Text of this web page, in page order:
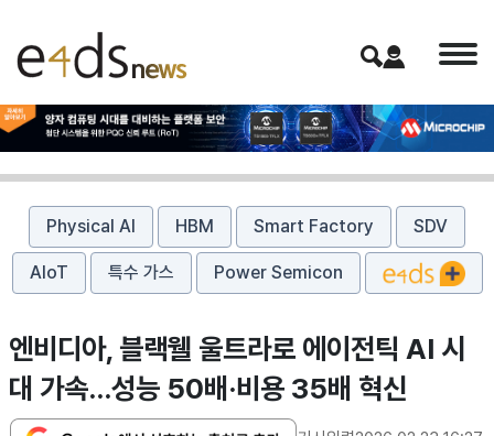
Physical AI HBM Smart Factory SDV
AIoT 특수 가스 Power Semicon
엔비디아, 블랙웰 울트라로 에이전틱 AI 시
대 가속…성능 50배·비용 35배 혁신